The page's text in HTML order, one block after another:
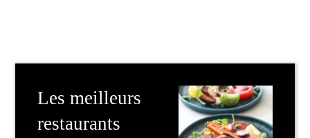
Les meilleurs
restaurants